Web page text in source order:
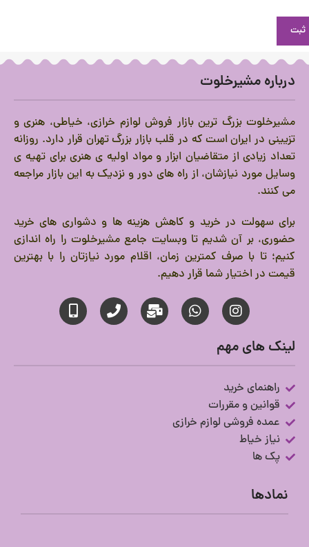
درباره مشیرخلوت
مشیرخلوت بزرگ ترین بازار فروش لوازم خرازی، خیاطی، هنری و
تزیینی در ایران است که در قلب بازار بزرگ تهران قرار دارد. روزانه
تعداد زیادی از متقاضیان ابزار و مواد اولیه ی هنری برای تهیه ی
وسایل مورد نیازشان، از راه های دور و نزدیک به این بازار مراجعه
می کنند.
برای سهولت در خرید و کاهش هزینه ها و دشواری های خرید
حضوری، بر آن شدیم تا وبسایت جامع مشیرخلوت را راه اندازی
کنیم؛ تا با صرف کمترین زمان، اقلام مورد نیازتان را با بهترین
قیمت در اختیار شما قرار دهیم.
لینک های مهم
راهنمای خرید
قوانین و مقررات
عمده فروشی لوازم خرازی
نیاز خیاط
پک ها
نمادها